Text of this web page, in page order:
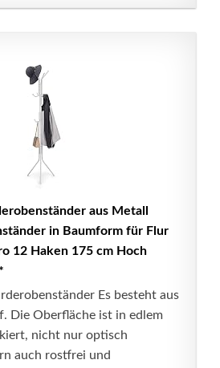
aus Metall
in Baumform für Flur
12 Haken 175 cm Hoch
Es besteht aus
Die Oberfläche ist in edlem
nicht nur optisch
auch rostfrei und